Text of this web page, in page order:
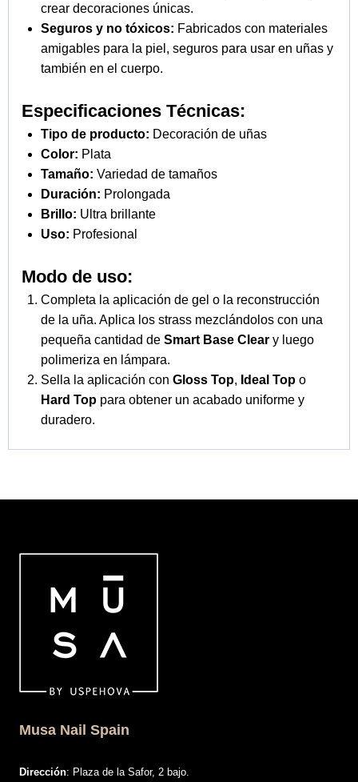
crear decoraciones únicas.
Seguros y no tóxicos: Fabricados con materiales
amigables para la piel, seguros para usar en uñas y
también en el cuerpo.
Especificaciones Técnicas:
Tipo de producto: Decoración de uñas
Color: Plata
Tamaño: Variedad de tamaños
Duración: Prolongada
Brillo: Ultra brillante
Uso: Profesional
Modo de uso:
Completa la aplicación de gel o la reconstrucción
de la uña. Aplica los strass mezclándolos con una
pequeña cantidad de Smart Base Clear y luego
polimeriza en lámpara.
Sella la aplicación con Gloss Top, Ideal Top o
Hard Top para obtener un acabado uniforme y
duradero.
Musa Nail Spain
Dirección: Plaza de la Safor, 2 bajo.